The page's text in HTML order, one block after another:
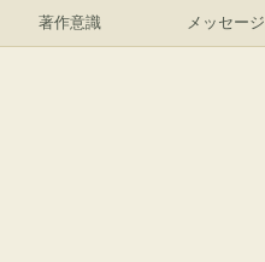
著作意識 メッセージ